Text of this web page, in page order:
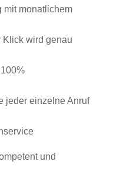
mit monatlichem
Klick wird genau
jeder einzelne Anruf
und